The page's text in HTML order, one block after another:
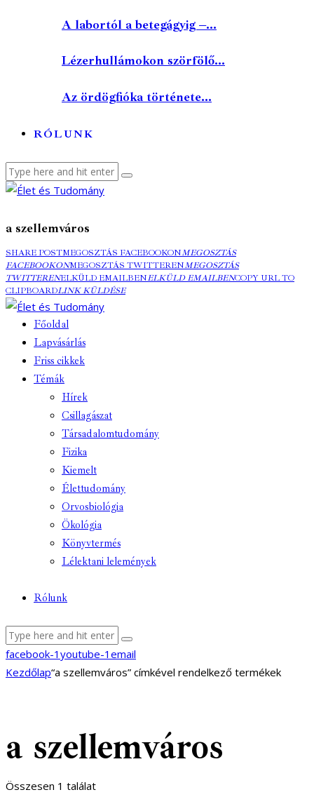
A labortól a betegágyig –...
Lézerhullámokon szörfölő...
Az ördögfióka története...
RÓLUNK
a szellemváros
SHARE POSTMEGOSZTÁS FACEBOOKONMEGOSZTÁS
FACEBOOKONMEGOSZTÁS TWITTERENMEGOSZTÁS
TWITTERENELKÜLD EMAILBENELKÜLD EMAILBENCOPY URL TO
CLIPBOARDLINK KÜLDÉSE
Főoldal
Lapvásárlás
Friss cikkek
Témák
Hírek
Csillagászat
Társadalomtudomány
Fizika
Kiemelt
Élettudomány
Orvosbiológia
Ökológia
Könyvtermés
Lélektani lelemények
Rólunk
facebook-1 youtube-1 email
Kezdőlap“a szellemváros” címkével rendelkező termékek
a szellemváros
Összesen 1 találat